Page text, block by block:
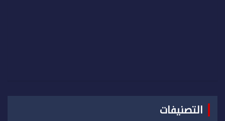
التصنيفات